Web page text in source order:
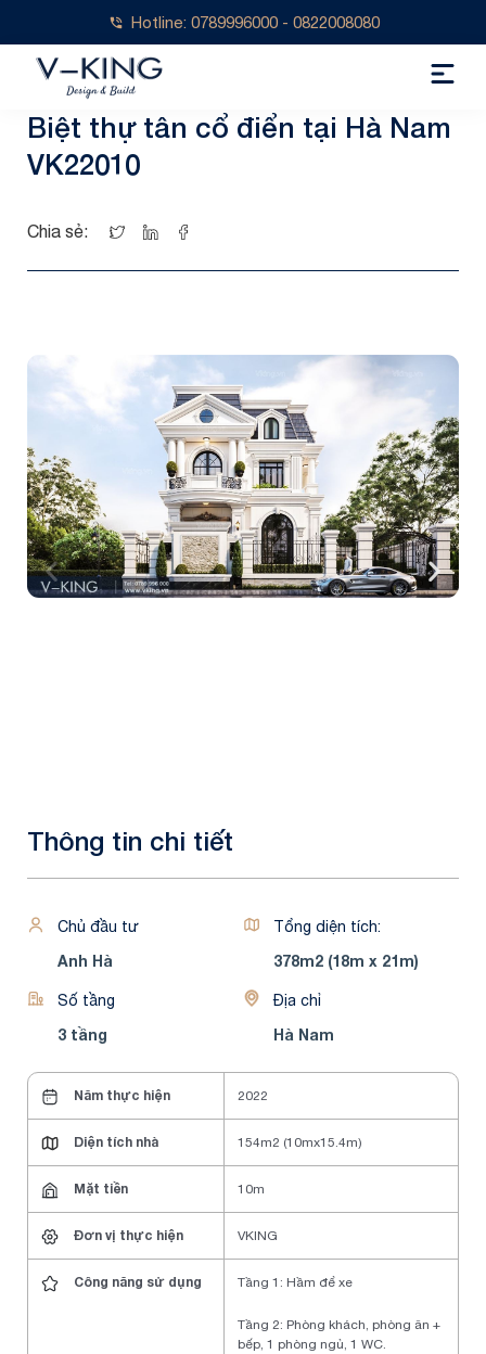
Hotline: 0789996000 - 0822008080
Biệt thự tân cổ điển tại Hà Nam
VK22010
Chia sẻ:
Thông tin chi tiết
Chủ đầu tư
Anh Hà
Tổng diện tích:
378m2 (18m x 21m)
Số tầng
3 tầng
Địa chỉ
Hà Nam
Năm thực hiện 2022
Diện tích nhà 154m2 (10mx15.4m)
Mặt tiền 10m
Đơn vị thực hiện VKING
Công năng sử dụng Tầng 1: Hầm để xe
Tầng 2: Phòng khách, phòng ăn +
bếp, 1 phòng ngủ, 1 WC.